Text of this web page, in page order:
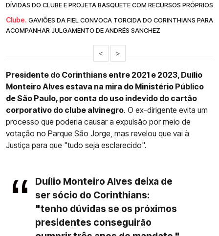
DÍVIDAS DO CLUBE E PROJETA BASQUETE COM RECURSOS PRÓPRIOS
Clube. GAVIÕES DA FIEL CONVOCA TORCIDA DO CORINTHIANS PARA
ACOMPANHAR JULGAMENTO DE ANDRÉS SANCHEZ
< >
Presidente do Corinthians entre 2021 e 2023, Duílio
Monteiro Alves estava na mira do Ministério Público
de São Paulo, por conta do uso indevido do cartão
corporativo do clube alvinegro. O ex-dirigente evita um
processo que poderia causar a expulsão por meio de
votação no Parque São Jorge, mas revelou que vai à
Justiça para que "tudo seja esclarecido".
Duílio Monteiro Alves deixa de
ser sócio do Corinthians:
"tenho dúvidas se os próximos
presidentes conseguirão